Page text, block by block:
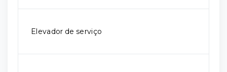
Elevador de serviço